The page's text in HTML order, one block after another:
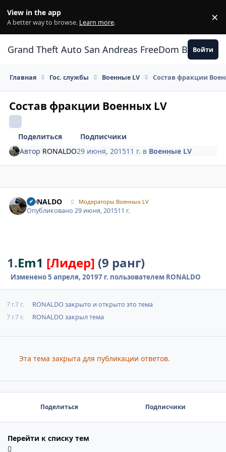
View in the app
A better way to browse. Learn more. ×
Grand Theft Auto San Andreas FreeDom Воронеж
Войти
Главная Гос. службы Военные LV Состав фракции
Состав фракции Военных LV
Поделиться
Подписчики
Автор RONALDO29 июня, 201511 г. в Военные LV
RONALDO Модераторы Военных LV
Опубликовано29 июня, 201511 г.
1.Em1 [Лидер] (9 ранг)
Изменено5 апреля, 20197 г. пользователем RONALDO
7 г.7 г. RONALDO закрыто и открыто это тема
7 г.7 г. RONALDO закрыл тема
Эта тема закрыта для публикации ответов.
Поделиться Подписчики
Перейти к списку тем